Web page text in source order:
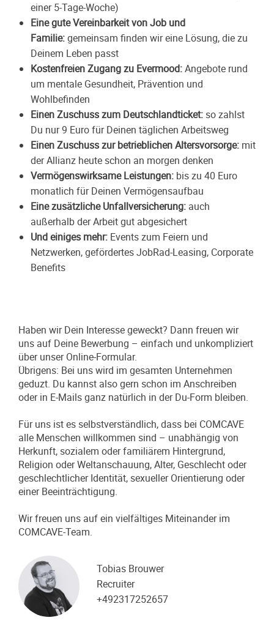
einer 5-Tage-Woche)
Eine gute Vereinbarkeit von Job und
Familie:gemeinsam finden wir eine Lösung, die zu
Deinem Leben passt
Kostenfreien Zugang zu Evermood:Angebote rund
um mentale Gesundheit, Prävention und
Wohlbefinden
Einen Zuschuss zum Deutschlandticket: so zahlst
Du nur 9 Euro für Deinen täglichen Arbeitsweg
Einen Zuschuss zur betrieblichen Altersvorsorge: mit
der Allianz heute schon an morgen denken
Vermögenswirksame Leistungen: bis zu 40 Euro
monatlich für Deinen Vermögensaufbau
Eine zusätzliche Unfallversicherung: auch
außerhalb der Arbeit gut abgesichert
Und einiges mehr: Events zum Feiern und
Netzwerken, gefördertes JobRad-Leasing, Corporate
Benefits
Haben wir Dein Interesse geweckt? Dann freuen wir
uns auf Deine Bewerbung – einfach und unkompliziert
über unser Online-Formular.
Übrigens: Bei uns wird im gesamten Unternehmen
geduzt. Du kannst also gern schon im Anschreiben
oder in E-Mails ganz natürlich in der Du-Form bleiben.
Für uns ist es selbstverständlich, dass bei COMCAVE
alle Menschen willkommen sind – unabhängig von
Herkunft, sozialem oder familiärem Hintergrund,
Religion oder Weltanschauung, Alter, Geschlecht oder
geschlechtlicher Identität, sexueller Orientierung oder
einer Beeinträchtigung.
Wir freuen uns auf ein vielfältiges Miteinander im
COMCAVE-Team.
Tobias Brouwer
Recruiter
+492317252657